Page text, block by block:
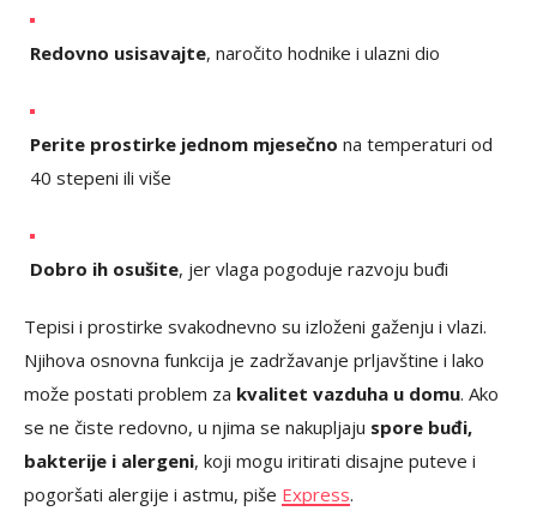
Redovno usisavajte, naročito hodnike i ulazni dio
Perite prostirke jednom mjesečno na temperaturi od
40 stepeni ili više
Dobro ih osušite, jer vlaga pogoduje razvoju buđi
Tepisi i prostirke svakodnevno su izloženi gaženju i vlazi.
Njihova osnovna funkcija je zadržavanje prljavštine i lako
može postati problem za kvalitet vazduha u domu. Ako
se ne čiste redovno, u njima se nakupljaju spore buđi,
bakterije i alergeni, koji mogu iritirati disajne puteve i
pogoršati alergije i astmu, piše Express.